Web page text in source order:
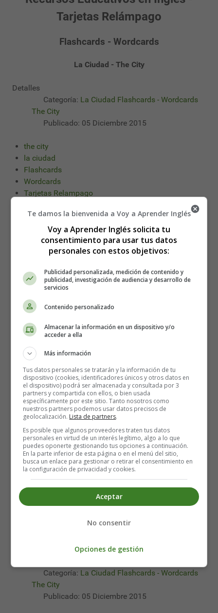
Tarjetas Relámpago
Flashcards - Wordcards
La Ciudad - The City
Detalles
Categoría: La Ciudad Flashcards - Wordcards
The City
Publicado: 05 Diciembre 2015
the city
la ciudad
Flashcards
Wordcards
Tarjetas Relampago
Leer más: 01 Tarjetas Relámpago: La Ciudad
Flashcards - Wordcards The City
02 Tarjetas Relámpago: La Ciudad
Flashcards - Wordcards The City
01. Building - Edificio
Recursos Educativos en Inglés -
Tarjetas Relámpago
Categoría: La Ciudad Flashcards - Wordcards
The City
Publicado: 05 Diciembre 2015
Te damos la bienvenida a Voy a Aprender Inglés
Voy a Aprender Inglés solicita tu
consentimiento para usar tus datos
personales con estos objetivos:
Publicidad personalizada, medición de contenido y
publicidad, investigación de audiencia y desarrollo de
servicios
Contenido personalizado
Almacenar la información en un dispositivo y/o
acceder a ella
Más información
Tus datos personales se tratarán y la información de tu
dispositivo (cookies, identificadores únicos y otros datos en
el dispositivo) podrá ser almacenada y consultada por 3
partners y compartida con ellos, o bien usada
específicamente por este sitio. Tanto nosotros como
nuestros partners podemos usar datos precisos de
geolocalización. Lista de partners.
Es posible que algunos proveedores traten tus datos
personales en virtud de un interés legítimo, algo a lo que
puedes oponerte gestionando tus opciones a continuación.
En la parte inferior de esta página o en el menú del sitio,
busca un enlace para gestionar o retirar el consentimiento en
la configuración de privacidad y cookies.
Aceptar
No consentir
Opciones de gestión